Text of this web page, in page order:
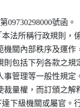
09730298000號函。
本法所稱行政規則
機關內部秩序及運
則包括下列各款之
事管理等一般性規
裁量權，而訂頒之
達下級機關或屬官